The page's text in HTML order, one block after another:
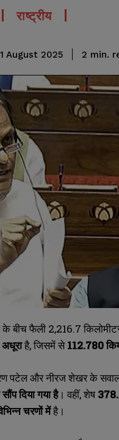
राष्ट्रीय
August 2025 2 min.
बीच फैली 2,216.7
अधूराहै, जिसमें से112.780
पटेल और नीरज शेखर के सवाल
दिया गया है। वहीं, शेष
चरणों मेंहै।